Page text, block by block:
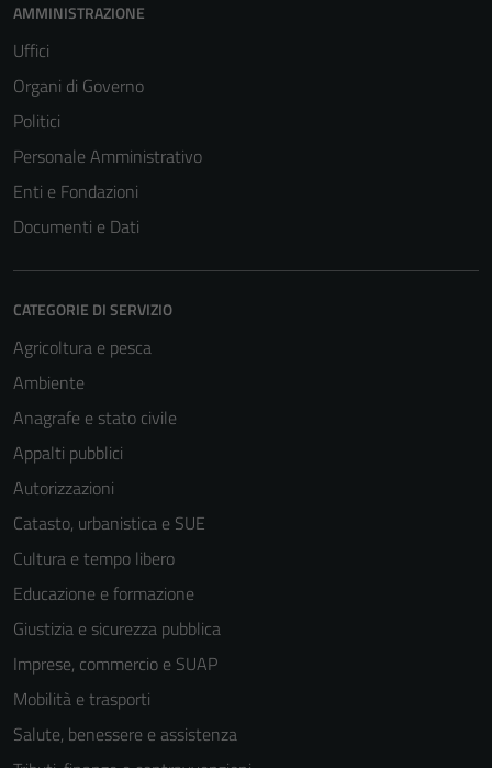
AMMINISTRAZIONE
Uffici
Organi di Governo
Politici
Personale Amministrativo
Enti e Fondazioni
Documenti e Dati
CATEGORIE DI SERVIZIO
Agricoltura e pesca
Ambiente
Anagrafe e stato civile
Appalti pubblici
Autorizzazioni
Catasto, urbanistica e SUE
Cultura e tempo libero
Educazione e formazione
Giustizia e sicurezza pubblica
Imprese, commercio e SUAP
Mobilità e trasporti
Salute, benessere e assistenza